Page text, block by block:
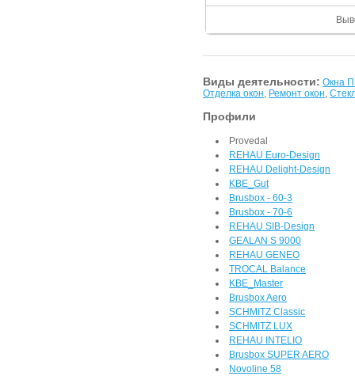
Виды деятельности: Окна
Отделка окон, Ремонт окон,
Профили
Provedal
REHAU Euro-Design
REHAU Delight-Design
KBE_Gut
Brusbox - 60-3
Brusbox - 70-6
REHAU SIB-Design
GEALAN S 9000
REHAU GENEO
TROCAL Balance
KBE_Master
Brusbox Aero
SCHMITZ Classic
SCHMITZ LUX
REHAU INTELIO
Brusbox SUPER AERO
Novoline 58